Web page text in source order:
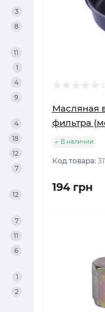
3
8
11
1
4
9
4
18
12
7
12
7
11
6
1
2
Масляная
фильтра
В наличии
Код товара:
194 грн